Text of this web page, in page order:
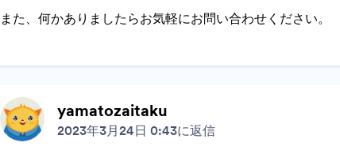
また、何かありましたらお気軽にお問い合わせください。
yamatozaitaku
2023年3月24日 0:43に返信